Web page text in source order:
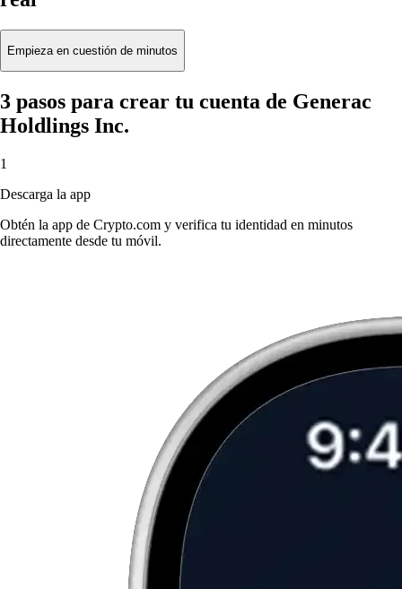
Empieza en cuestión de minutos
3 pasos para crear tu cuenta de Generac
Holdlings Inc.
1
Descarga la app
Obtén la app de Crypto.com y verifica tu identidad en minutos
directamente desde tu móvil.